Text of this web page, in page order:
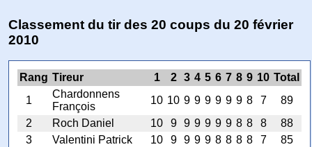
Classement du tir des 20 coups du 20 février
2010
Rang Tireur 1 2 3 4 5 6 7 8 9 10 Total
1
Chardonnens
François
10 10 9 9 9 9 9 9 8 7
89
2
Roch Daniel 10 9 9 9 9 9 9 8 8 8
88
3
Valentini Patrick 10 9 9 9 9 8 8 8 8 7
85